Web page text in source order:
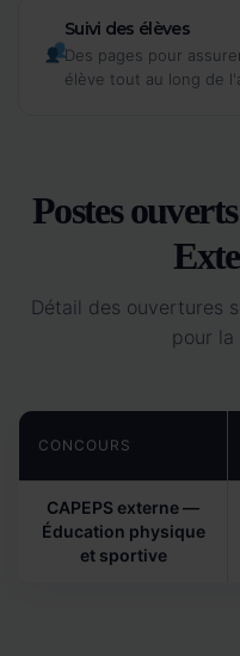
Suivi des élèves
Des pages pour
élève tout au long de
Postes
Détail des ouvertures
pour la
CONCOURS
CAPEPS externe —
Éducation physique
et sportive